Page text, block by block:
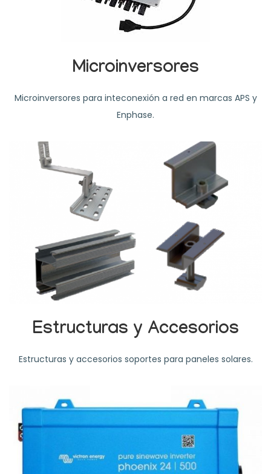
Microinversores
Microinversores para inteconexión a red en marcas APS y
Enphase.
Estructuras y Accesorios
Estructuras y accesorios soportes para paneles solares.